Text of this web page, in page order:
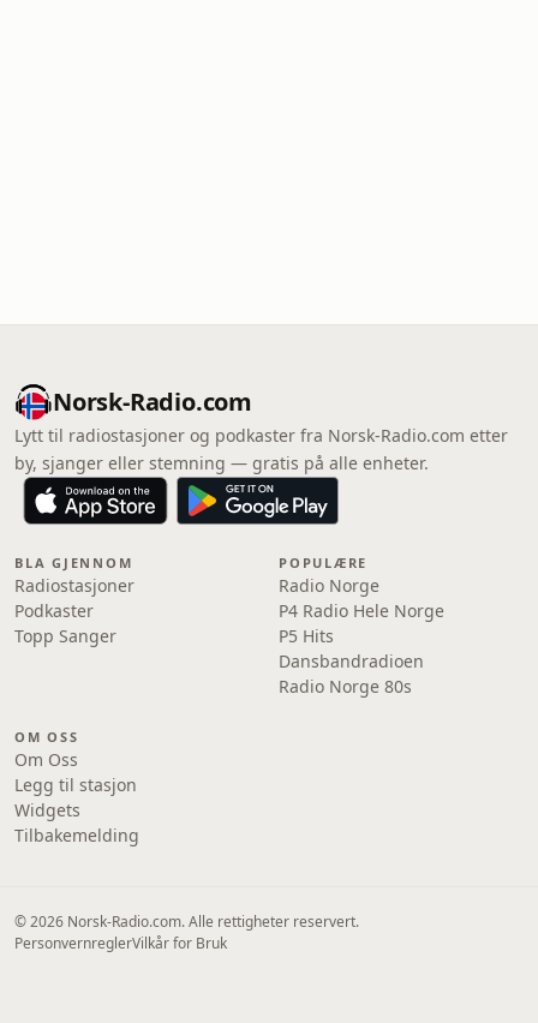
Norsk-Radio.com
Lytt til radiostasjoner og podkaster fra Norsk-Radio.com etter
by, sjanger eller stemning — gratis på alle enheter.
BLA GJENNOM
Radiostasjoner
Podkaster
Topp Sanger
POPULÆRE
Radio Norge
P4 Radio Hele Norge
P5 Hits
Dansbandradioen
Radio Norge 80s
OM OSS
Om Oss
Legg til stasjon
Widgets
Tilbakemelding
© 2026 Norsk-Radio.com. Alle rettigheter reservert.
PersonvernreglerVilkår for Bruk